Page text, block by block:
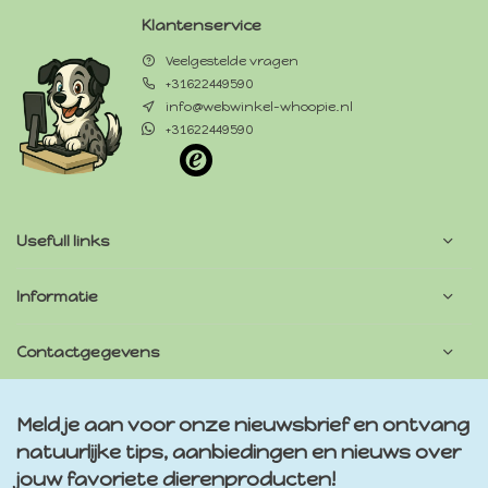
Klantenservice
Veelgestelde vragen
+31622449590
info@webwinkel-whoopie.nl
+31622449590
Usefull links
Informatie
Contactgegevens
Meld je aan voor onze nieuwsbrief en ontvang
natuurlijke tips, aanbiedingen en nieuws over
jouw favoriete dierenproducten!